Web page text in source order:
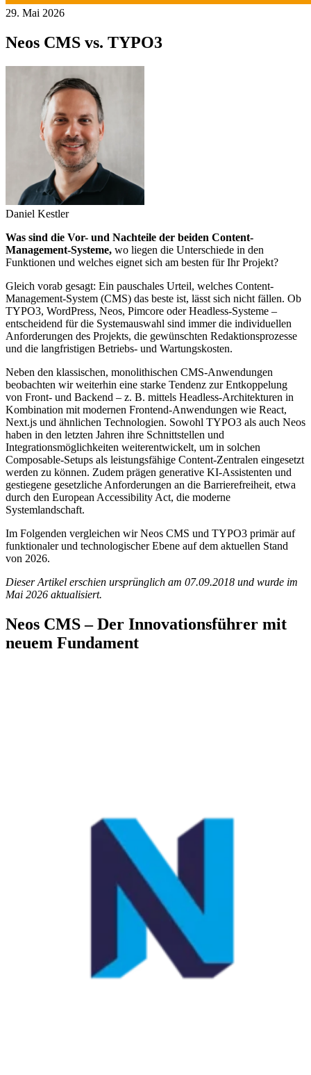
29. Mai 2026
Neos CMS vs. TYPO3
Daniel Kestler
Was sind die Vor- und Nachteile der beiden Content-
Management-Systeme, wo liegen die Unterschiede in den
Funktionen und welches eignet sich am besten für Ihr Projekt?
Gleich vorab gesagt: Ein pauschales Urteil, welches Content-
Management-System (CMS) das beste ist, lässt sich nicht fällen. Ob
TYPO3, WordPress, Neos, Pimcore oder Headless-Systeme –
entscheidend für die Systemauswahl sind immer die individuellen
Anforderungen des Projekts, die gewünschten Redaktionsprozesse
und die langfristigen Betriebs- und Wartungskosten.
Neben den klassischen, monolithischen CMS-Anwendungen
beobachten wir weiterhin eine starke Tendenz zur Entkoppelung
von Front- und Backend – z. B. mittels Headless-Architekturen in
Kombination mit modernen Frontend-Anwendungen wie React,
Next.js und ähnlichen Technologien. Sowohl TYPO3 als auch Neos
haben in den letzten Jahren ihre Schnittstellen und
Integrationsmöglichkeiten weiterentwickelt, um in solchen
Composable-Setups als leistungsfähige Content-Zentralen eingesetzt
werden zu können. Zudem prägen generative KI-Assistenten und
gestiegene gesetzliche Anforderungen an die Barrierefreiheit, etwa
durch den European Accessibility Act, die moderne
Systemlandschaft.
Im Folgenden vergleichen wir Neos CMS und TYPO3 primär auf
funktionaler und technologischer Ebene auf dem aktuellen Stand
von 2026.
Dieser Artikel erschien ursprünglich am 07.09.2018 und wurde im
Mai 2026 aktualisiert.
Neos CMS – Der Innovationsführer mit
neuem Fundament